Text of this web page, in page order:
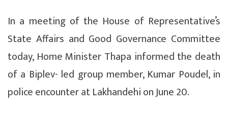
In a meeting of the House of Representative’s
State Affairs and Good Governance Committee
today, Home Minister Thapa informed the death
of a Biplev- led group member, Kumar Poudel, in
police encounter at Lakhandehi on June 20.